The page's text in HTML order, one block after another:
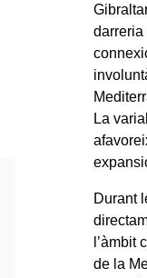
darreria
La
Durant
de la